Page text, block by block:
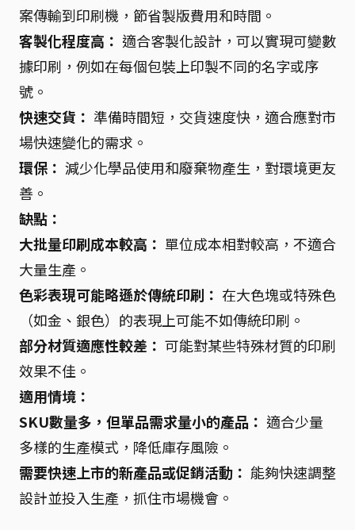
案傳輸到印刷機，節省製版費用和時間。
客製化程度高： 適合客製化設計，可以實現可變數
據印刷，例如在每個包裝上印製不同的名字或序
號。
快速交貨： 準備時間短，交貨速度快，適合應對市
場快速變化的需求。
環保： 減少化學品使用和廢棄物產生，對環境更友
善。
缺點：
大批量印刷成本較高： 單位成本相對較高，不適合
大量生產。
色彩表現可能略遜於傳統印刷： 在大色塊或特殊色
（如金、銀色）的表現上可能不如傳統印刷。
部分材質適應性較差： 可能對某些特殊材質的印刷
效果不佳。
適用情境：
SKU數量多，但單品需求量小的產品： 適合少量
多樣的生產模式，降低庫存風險。
需要快速上市的新產品或促銷活動： 能夠快速調整
設計並投入生產，抓住市場機會。